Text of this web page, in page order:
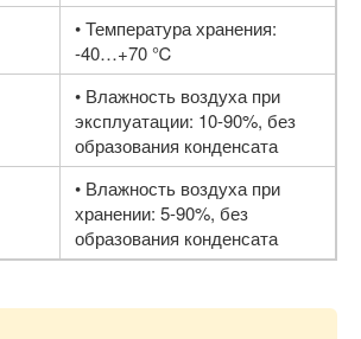
• Температура хранения:
-40…+70 ℃
• Влажность воздуха при
эксплуатации: 10-90%, без
образования конденсата
• Влажность воздуха при
хранении: 5-90%, без
образования конденсата